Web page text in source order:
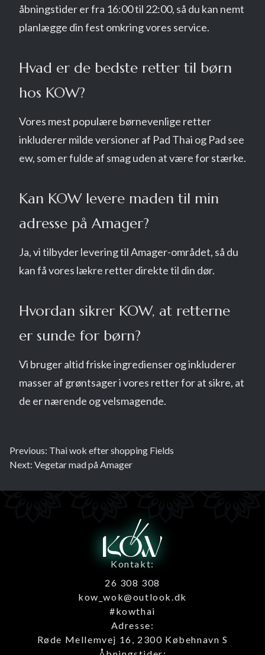
åbningstider er fra 16:00 til 22:00, så du kan nemt
planlægge din fest omkring vores service.
Hvad er de bedste retter til børn
hos KOW?
Vores mest populære børnevenlige retter
inkluderer milde versioner af Pad Thai og Pad see
ew, som er fulde af smag uden at være for stærke.
Kan KOW levere maden til min
adresse på Amager?
Ja, vi tilbyder levering til Amager-området, så du
kan få vores lækre retter direkte til din dør.
Hvordan sikrer KOW, at retterne
er sunde for børn?
Vi bruger altid friske ingredienser og inkluderer
masser af grøntsager i vores retter for at sikre, at
de er nærende og velsmagende.
Previous: Thai wok efter shopping Fields
Next: Vegetar mad på Amager
Kontakt:
26 308 308
kow_wok@outlook.dk
#kowthai
Adresse:
Røde Mellemvej 16, 2300 Købehnavn S